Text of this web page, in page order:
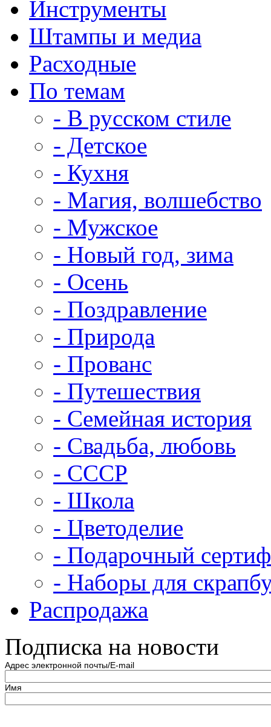
Инструменты
Штампы и медиа
Расходные
По темам
- В русском стиле
- Детское
- Кухня
- Магия, волшебство
- Мужское
- Новый год, зима
- Осень
- Поздравление
- Природа
- Прованс
- Путешествия
- Семейная история
- Свадьба, любовь
- СССР
- Школа
- Цветоделие
- Подарочный
- Наборы для
Распродажа
Подписка на новости
Адрес электронной почты/E-mail
Имя